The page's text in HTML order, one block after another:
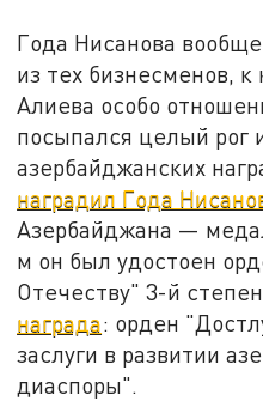
Года Нисанова
из тех бизнесменов,
Алиева особо
посыпался целый рог
азербайджанских
наградил Года
Азербайджана —
м он был удостоен
Отечеству" 3-й
награда: орден
заслуги в развитии
диаспоры".